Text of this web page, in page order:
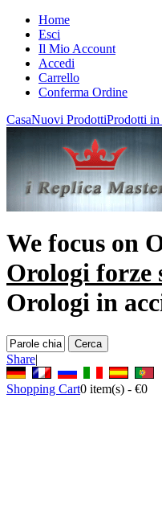
Home
Esci
Il Mio Account
Accedi
Carrello
Conferma Ordine
CasaNuovi ProdottiProdotti in
We focus on
Orologi forze
Orologi in
Share|
Shopping Cart0 item(s) - €0